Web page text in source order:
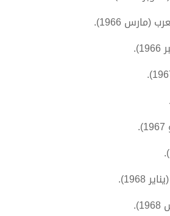
(يناير 1968).